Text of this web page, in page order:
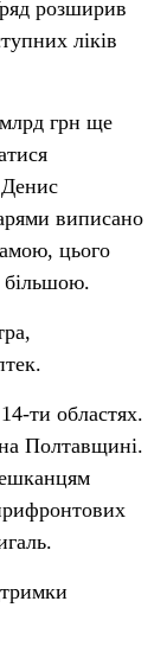
розширив
ліків
грн ще
виписано
цього
більшою.
ти областях.
Полтавщині.